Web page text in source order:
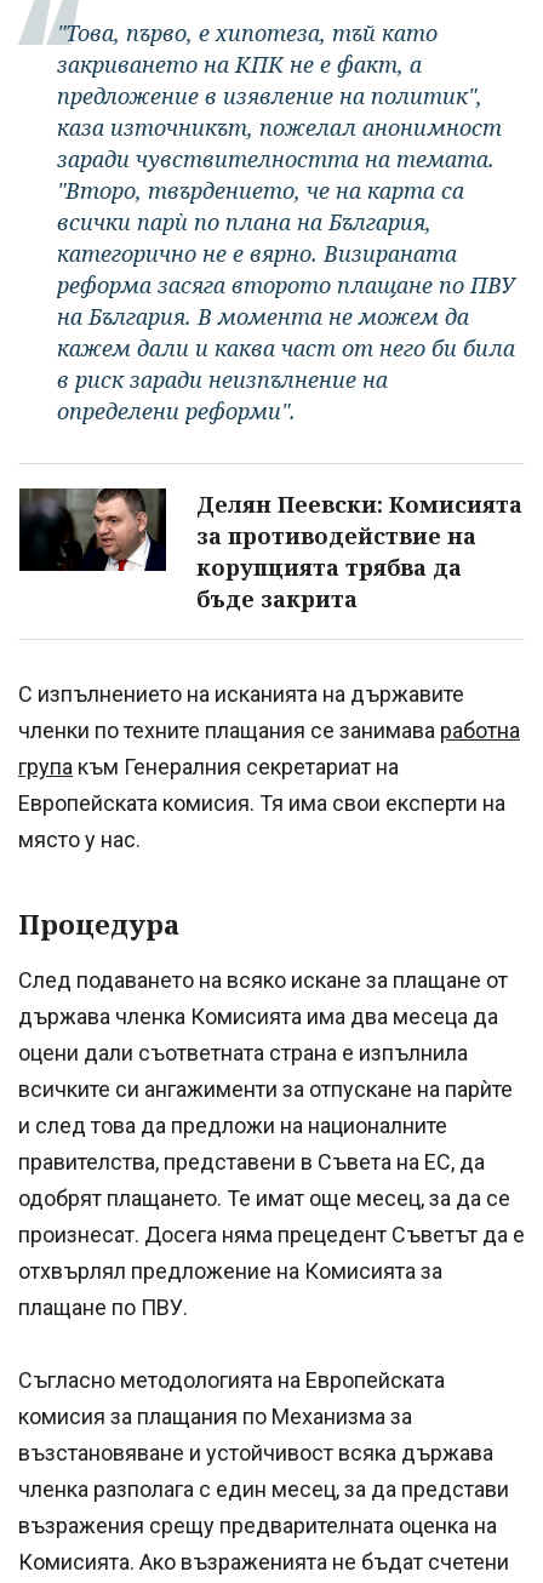
"Това, първо, е хипотеза, тъй като
закриването на КПК не е факт, а
предложение в изявление на политик",
каза източникът, пожелал анонимност
заради чувствителността на темата.
"Второ, твърдението, че на карта са
всички парѝ по плана на България,
категорично не е вярно. Визираната
реформа засяга второто плащане по ПВУ
на България. В момента не можем да
кажем дали и каква част от него би била
в риск заради неизпълнение на
определени реформи".
Делян Пеевски: Комисията
за противодействие на
корупцията трябва да
бъде закрита
С изпълнението на исканията на държавите
членки по техните плащания се занимава работна
група към Генералния секретариат на
Европейската комисия. Тя има свои експерти на
място у нас.
Процедура
След подаването на всяко искане за плащане от
държава членка Комисията има два месеца да
оцени дали съответната страна е изпълнила
всичките си ангажименти за отпускане на парѝте
и след това да предложи на националните
правителства, представени в Съвета на ЕС, да
одобрят плащането. Те имат още месец, за да се
произнесат. Досега няма прецедент Съветът да е
отхвърлял предложение на Комисията за
плащане по ПВУ.
Съгласно методологията на Европейската
комисия за плащания по Механизма за
възстановяване и устойчивост всяка държава
членка разполага с един месец, за да представи
възражения срещу предварителната оценка на
Комисията. Ако възраженията не бъдат счетени